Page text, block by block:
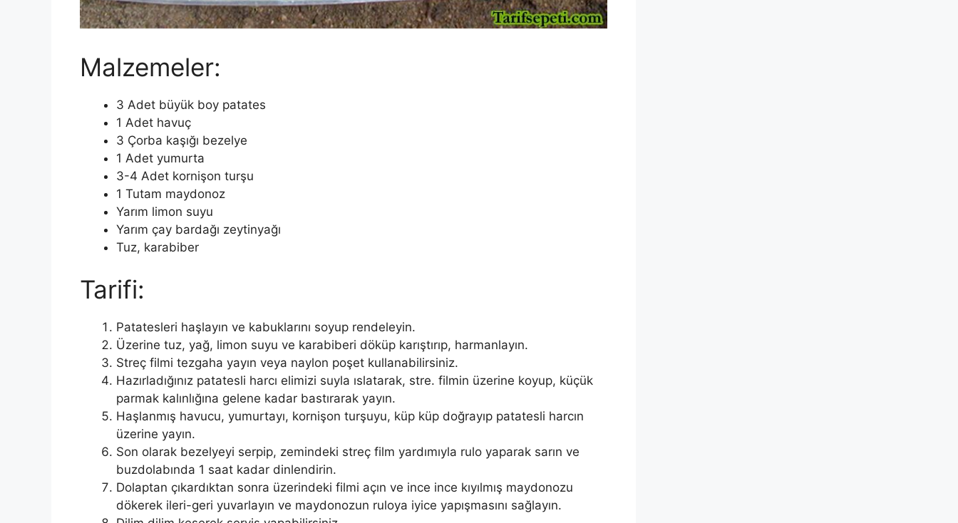
Malzemeler:
3 Adet büyük boy patates
1 Adet havuç
3 Çorba kaşığı bezelye
1 Adet yumurta
3-4 Adet kornişon turşu
1 Tutam maydonoz
Yarım limon suyu
Yarım çay bardağı zeytinyağı
Tuz, karabiber
Tarifi:
Patatesleri haşlayın ve kabuklarını soyup rendeleyin.
Üzerine tuz, yağ, limon suyu ve karabiberi döküp karıştırıp, harmanlayın.
Streç filmi tezgaha yayın veya naylon poşet kullanabilirsiniz.
Hazırladığınız patatesli harcı elimizi suyla ıslatarak, stre. filmin üzerine koyup, küçük
parmak kalınlığına gelene kadar bastırarak yayın.
Haşlanmış havucu, yumurtayı, kornişon turşuyu, küp küp doğrayıp patatesli harcın
üzerine yayın.
Son olarak bezelyeyi serpip, zemindeki streç film yardımıyla rulo yaparak sarın ve
buzdolabında 1 saat kadar dinlendirin.
Dolaptan çıkardıktan sonra üzerindeki filmi açın ve ince ince kıyılmış maydonozu
dökerek ileri-geri yuvarlayın ve maydonozun ruloya iyice yapışmasını sağlayın.